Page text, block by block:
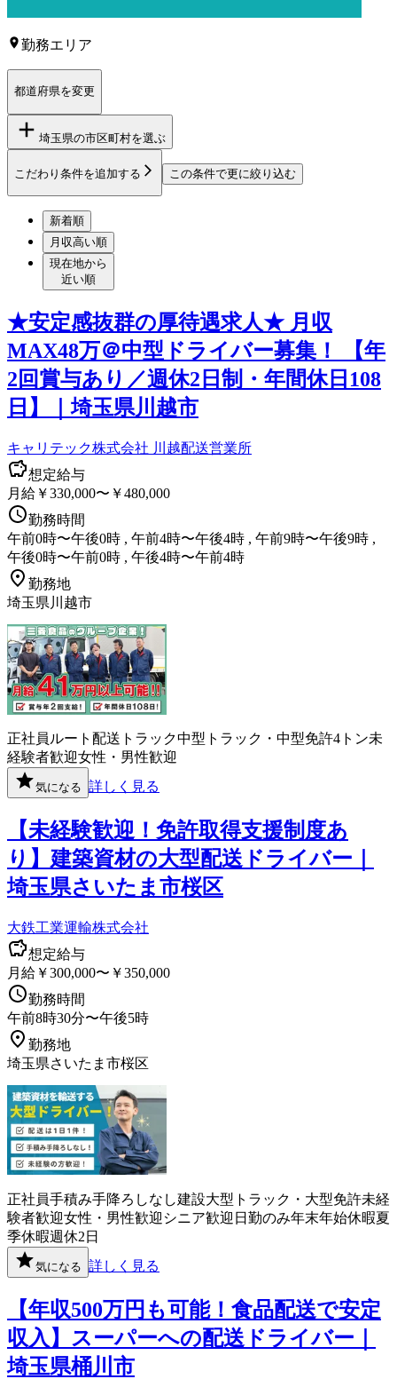
勤務エリア
都道府県を変更
埼玉県の市区町村を選ぶ
こだわり条件を追加する この条件で更に絞り込む
新着順
月収高い順
現在地から
近い順
★安定感抜群の厚待遇求人★ 月収
MAX48万＠中型ドライバー募集！ 【年
2回賞与あり／週休2日制・年間休日108
日】｜埼玉県川越市
キャリテック株式会社 川越配送営業所
想定給与
月給￥330,000〜￥480,000
勤務時間
午前0時〜午後0時 , 午前4時〜午後4時 , 午前9時〜午後9時 ,
午後0時〜午前0時 , 午後4時〜午前4時
勤務地
埼玉県川越市
正社員 ルート配送 トラック中型トラック・中型免許4トン未
経験者歓迎女性・男性歓迎
気になる 詳しく見る
【未経験歓迎！免許取得支援制度あ
り】建築資材の大型配送ドライバー｜
埼玉県さいたま市桜区
大鉄工業運輸株式会社
想定給与
月給￥300,000〜￥350,000
勤務時間
午前8時30分〜午後5時
勤務地
埼玉県さいたま市桜区
正社員手積み手降ろしなし建設大型トラック・大型免許未経
験者歓迎女性・男性歓迎 シニア歓迎 日勤のみ年末年始休暇夏
季休暇週休2日
気になる 詳しく見る
【年収500万円も可能！食品配送で安定
収入】スーパーへの配送ドライバー｜
埼玉県桶川市